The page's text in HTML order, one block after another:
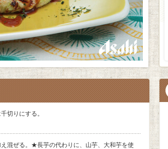
切りにする。
混ぜる。★長芋の代わりに、山芋、大和芋を使